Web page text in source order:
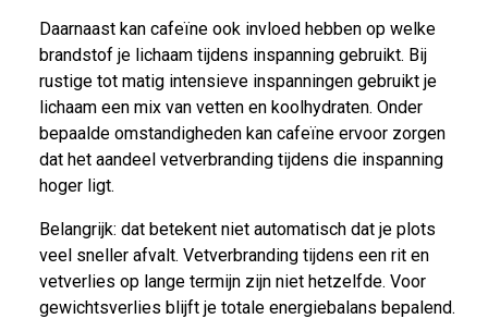
Daarnaast kan cafeïne ook invloed hebben op welke
brandstof je lichaam tijdens inspanning gebruikt. Bij
rustige tot matig intensieve inspanningen gebruikt je
lichaam een mix van vetten en koolhydraten. Onder
bepaalde omstandigheden kan cafeïne ervoor zorgen
dat het aandeel vetverbranding tijdens die inspanning
hoger ligt.
Belangrijk: dat betekent niet automatisch dat je plots
veel sneller afvalt. Vetverbranding tijdens een rit en
vetverlies op lange termijn zijn niet hetzelfde. Voor
gewichtsverlies blijft je totale energiebalans bepalend.